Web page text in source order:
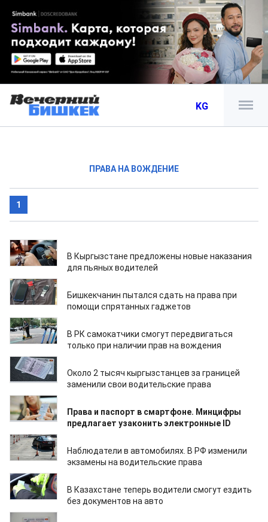
KG
ПРАВА НА ВОЖДЕНИЕ
1
09.11.2024
В Кыргызстане предложены новые наказания
для пьяных водителей
24.08.2023
Бишкекчанин пытался сдать на права при
помощи спрятанных гаджетов
11.05.2023
В РК самокатчики смогут передвигаться
только при наличии прав на вождения
10.08.2022
Около 2 тысяч кыргызстанцев за границей
заменили свои водительские права
08.08.2022
Права и паспорт в смартфоне. Минцифры
предлагает узаконить электронные ID
01.04.2021
Наблюдатели в автомобилях. В РФ изменили
экзамены на водительские права
05.02.2021
В Казахстане теперь водители смогут ездить
без документов на авто
11.07.2019